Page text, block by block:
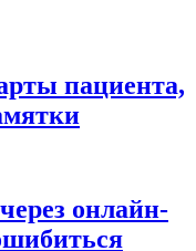
пациента,
онлайн-